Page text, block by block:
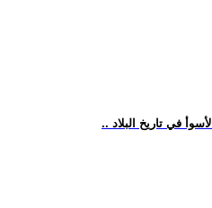
في تاريخ البلاد